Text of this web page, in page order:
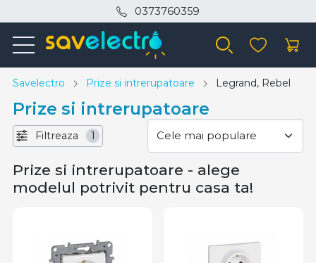
0373760359
Savelectro Prize si intrerupatoare Legrand, Rebel
Prize si intrerupatoare
Filtreaza 1
Prize si intrerupatoare - alege
modelul potrivit pentru casa ta!